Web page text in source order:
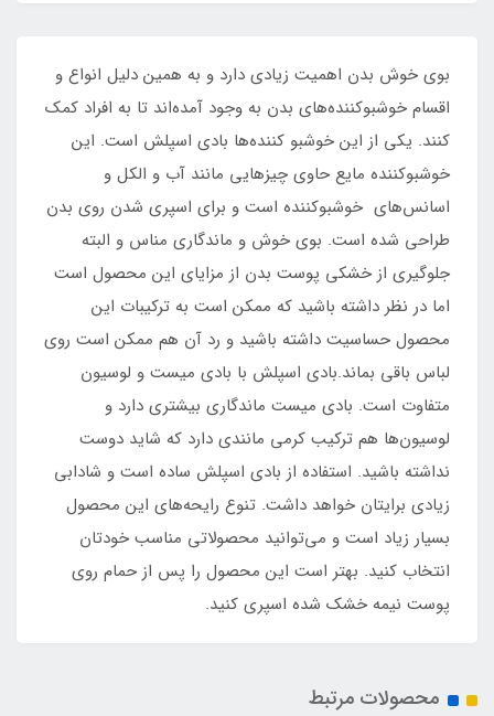
بوی خوش بدن اهمیت زیادی دارد و به همین دلیل انواع و
اقسام خوشبوکننده‌های بدن به وجود آمده‌اند تا به افراد کمک
کنند. یکی از این خوشبو کننده‌ها بادی اسپلش است. این
خوشبوکننده مایع حاوی چیزهایی مانند آب و الکل و
اسانس‌های خوشبوکننده است و برای اسپری شدن روی بدن
طراحی شده است. بوی خوش و ماندگاری مناس و البته
جلوگیری از خشکی پوست بدن از مزایای این محصول است
اما در نظر داشته باشید که ممکن است به ترکیبات این
محصول حساسیت داشته باشید و رد آن هم ممکن است روی
لباس باقی بماند.بادی اسپلش با بادی میست و لوسیون
متفاوت است. بادی میست ماندگاری بیشتری دارد و
لوسیون‌ها هم ترکیب کرمی مانندی دارد که شاید دوست
نداشته باشید. استفاده از بادی اسپلش ساده است و شادابی
زیادی برایتان خواهد داشت. تنوع رایحه‌های این محصول
بسیار زیاد است و می‌توانید محصولاتی مناسب خودتان
انتخاب کنید. بهتر است این محصول را پس از حمام روی
پوست نیمه خشک شده اسپری کنید.
محصولات مرتبط